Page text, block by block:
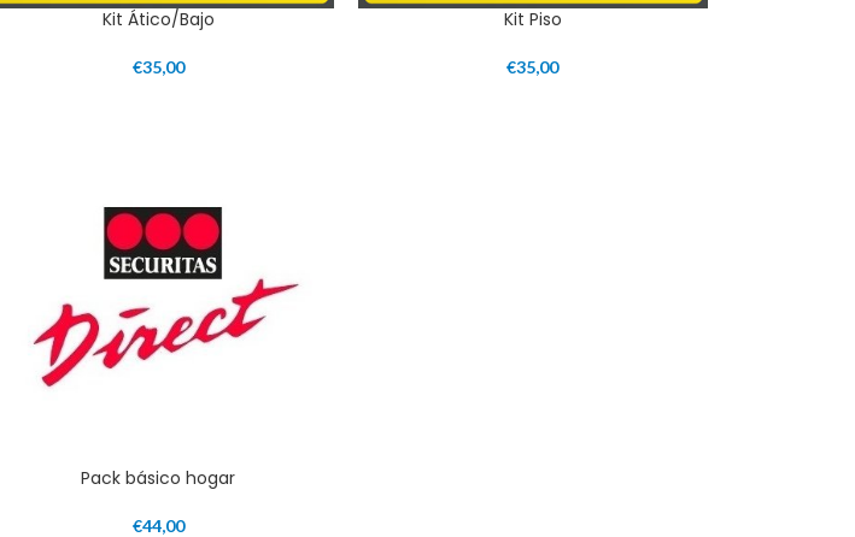
Kit Ático/Bajo
€35,00
Kit Piso
€35,00
Pack básico hogar
€44,00